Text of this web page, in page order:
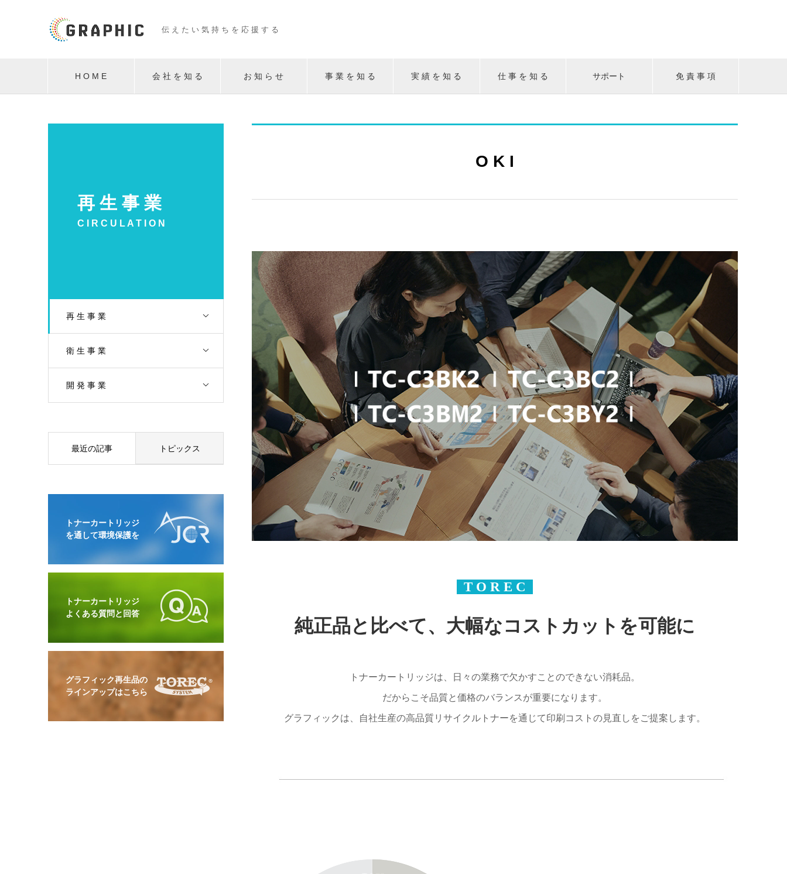
伝 え た い 気 持 ち を 応 援 す る
H O M E 会 社 を 知 る お 知 ら せ 事 業 を 知 る 実 績 を 知 る 仕 事 を 知 る サポート 免 責 事 項
再 生 事 業
C I R C U L A T I O N
再 生 事 業
衛 生 事 業
開 発 事 業
O K I
T O R E C
純正品と比べて、大幅なコストカットを可能に
トナーカートリッジは、日々の業務で欠かすことのできない消耗品。
だからこそ品質と価格のバランスが重要になります。
グラフィックは、自社生産の高品質リサイクルトナーを通じて印刷コストの見直しをご提案します。
最近の記事 トピックス
トナーカートリッジ
を通して環境保護を
トナーカートリッジ
よくある質問と回答
グラフィック再生品の
ラインアップはこちら